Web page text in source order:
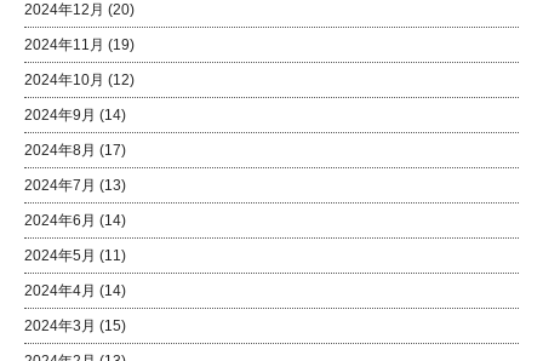
2024年12月 (20)
2024年11月 (19)
2024年10月 (12)
2024年9月 (14)
2024年8月 (17)
2024年7月 (13)
2024年6月 (14)
2024年5月 (11)
2024年4月 (14)
2024年3月 (15)